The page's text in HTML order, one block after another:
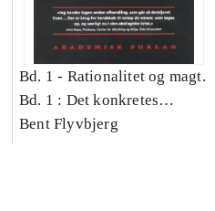
Bd. 1 - Rationalitet og magt.
Bd. 1 : Det konkretes
videnskab
Bent Flyvbjerg